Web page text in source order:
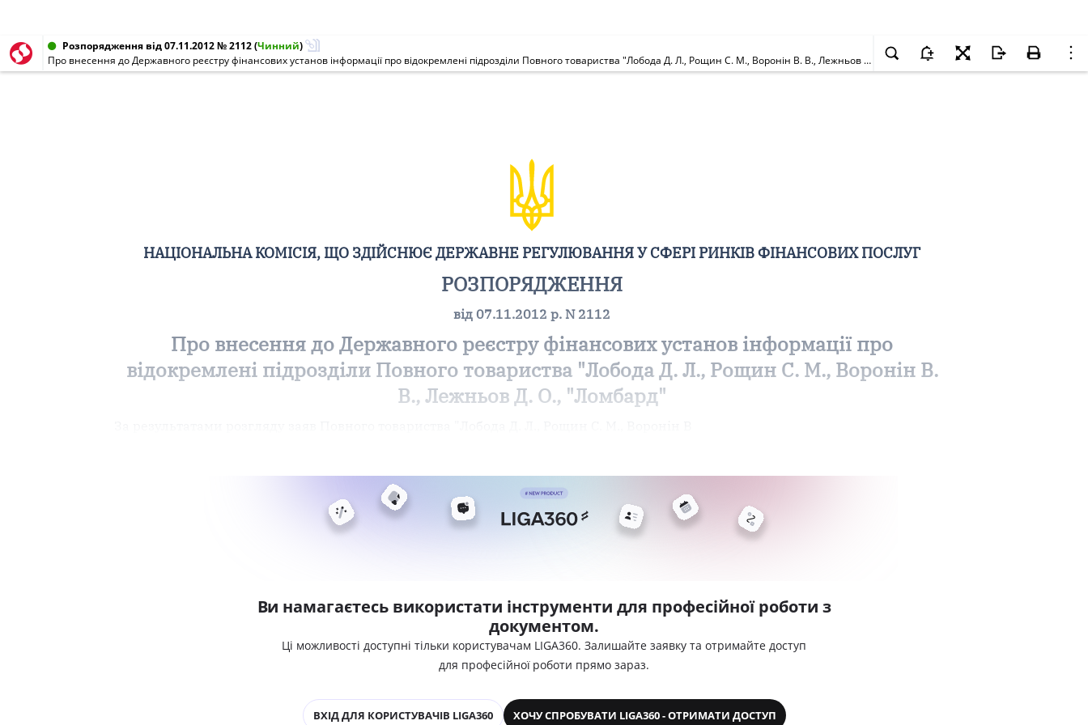
Розпорядження від 07.11.2012 № 2112(Чинний)
Про внесення до Державного реєстру фінансових установ інформації про відокремлені підрозділи Повного товариства "Лобода Д. Л., Рощин С. М., Воронін В. В., Лежньов Д. О., "Ломбард"
НАЦІОНАЛЬНА КОМІСІЯ, ЩО ЗДІЙСНЮЄ ДЕРЖАВНЕ РЕГУЛЮВАННЯ У СФЕРІ РИНКІВ ФІНАНСОВИХ ПОСЛУГ
РОЗПОРЯДЖЕННЯ
від 07.11.2012 р. N 2112
Про внесення до Державного реєстру фінансових установ інформації про
відокремлені підрозділи Повного товариства "Лобода Д. Л., Рощин С. М., Воронін В.
В., Лежньов Д. О., "Ломбард"
Ви намагаєтесь використати інструменти для професійної роботи з
документом.
Ці можливості доступні тільки користувачам LIGA360. Залишайте заявку та отримайте доступ
для професійної роботи прямо зараз.
ВХІД ДЛЯ КОРИСТУВАЧІВ LIGA360 ХОЧУ СПРОБУВАТИ LIGA360 - ОТРИМАТИ ДОСТУП